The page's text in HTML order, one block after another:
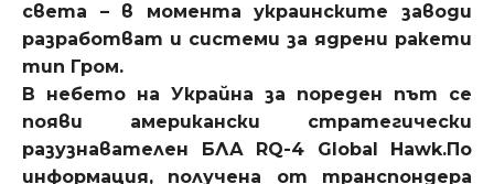
света – в момента украинските заводи
разработват и системи за ядрени ракети
тип Гром.
В небето на Украйна за пореден път се
появи американски стратегически
разузнавателен БЛА RQ-4 Global Hawk.По
информация, получена от транспондера